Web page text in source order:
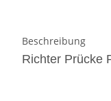
Beschreibung
Richter Prücke